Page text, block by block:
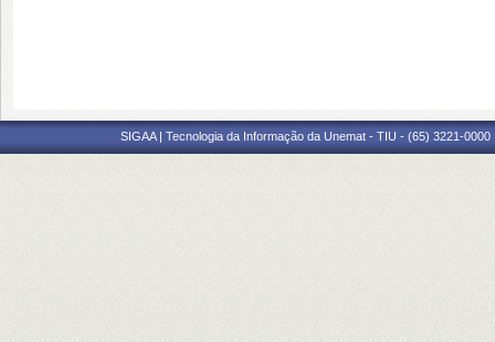
SIGAA | Tecnologia da Informação da Unemat - TIU - (65) 3221-